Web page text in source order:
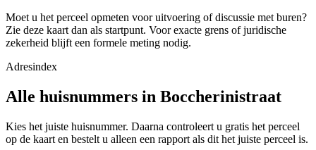
Moet u het perceel opmeten voor uitvoering of discussie met buren?
Zie deze kaart dan als startpunt. Voor exacte grens of juridische
zekerheid blijft een formele meting nodig.
Adresindex
Alle huisnummers in Boccherinistraat
Kies het juiste huisnummer. Daarna controleert u gratis het perceel
op de kaart en bestelt u alleen een rapport als dit het juiste perceel is.